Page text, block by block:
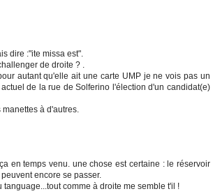
dire :"ite missa est".
de droite ? .
autant qu'elle ait une carte UMP je ne vois pas un
de la rue de Solferino l'élection d'un candidat(e)
à d'autres.
en temps venu. une chose est certaine : le réservoir
encore se passer.
comme à droite me semble t'il !